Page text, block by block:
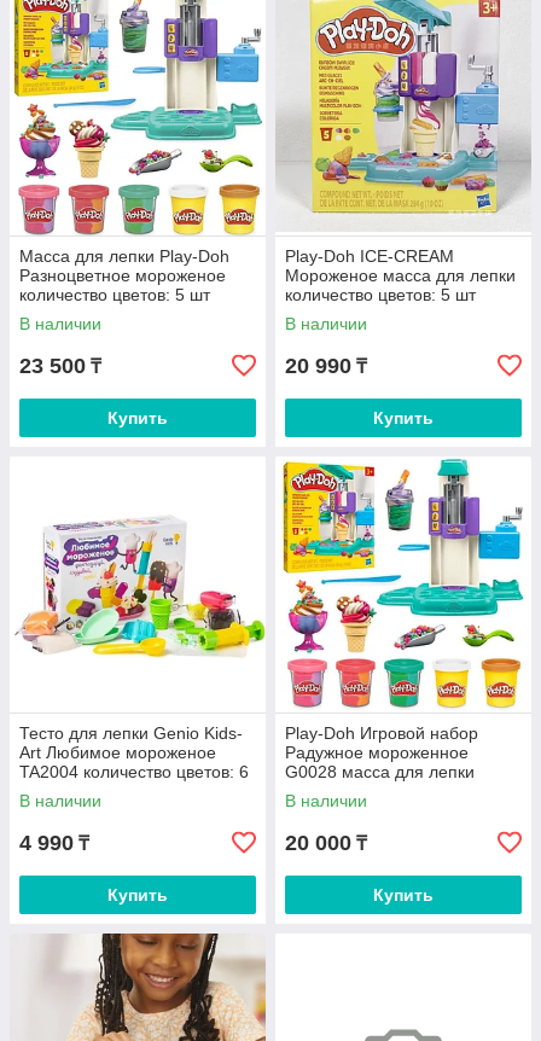
Масса для лепки Play-Doh
Разноцветное мороженое
количество цветов: 5 шт
В наличии
23 500 ₸
Купить
Play-Doh ICE-CREAM
Мороженое масса для лепки
количество цветов: 5 шт
В наличии
20 990 ₸
Купить
Тесто для лепки Genio Kids-
Art Любимое мороженое
TA2004 количество цветов: 6
шт
В наличии
4 990 ₸
Купить
Play-Doh Игровой набор
Радужное мороженное
G0028 масса для лепки
количество цветов: 8 шт
В наличии
20 000 ₸
Купить